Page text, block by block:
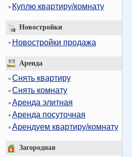
Куплю квартиру/комнату
Новостройки
Новостройки продажа
Аренда
Снять квартиру
Снять комнату
Аренда элитная
Аренда посуточная
Арендуем квартиру/комнату
Загородная